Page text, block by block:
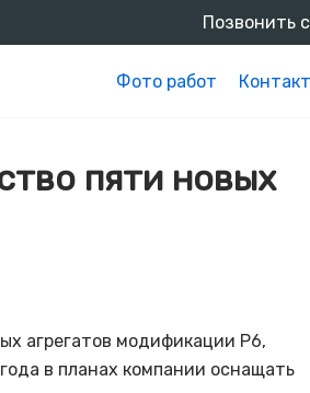
Позвонить
Фото работ
пяти новых
агрегатов модификации Р6,
в планах компании оснащать